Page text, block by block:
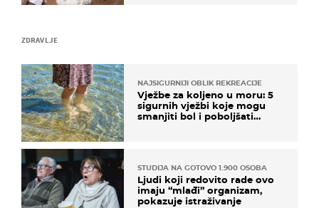
ZDRAVLJE
NAJSIGURNIJI OBLIK REKREACIJE
Vježbe za koljeno u moru: 5
sigurnih vježbi koje mogu
smanjiti bol i poboljšati
STUDIJA NA GOTOVO 1.900 OSOBA
Ljudi koji redovito rade ovo
imaju “mlađi” organizam,
pokazuje istraživanje